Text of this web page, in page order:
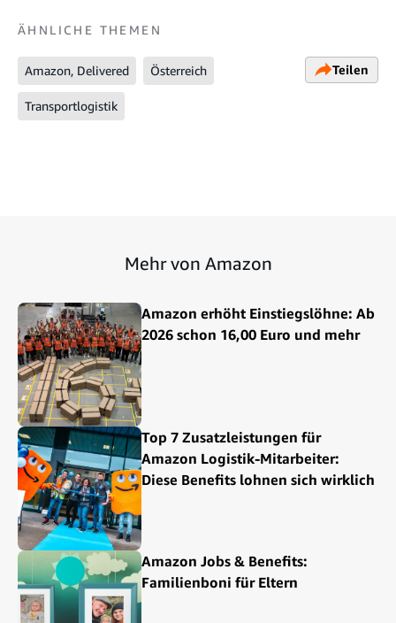
ÄHNLICHE THEMEN
Amazon, Delivered Österreich
Transportlogistik
Teilen
Mehr von Amazon
Amazon erhöht Einstiegslöhne: Ab
2026 schon 16,00 Euro und mehr
Top 7 Zusatzleistungen für
Amazon Logistik-Mitarbeiter:
Diese Benefits lohnen sich wirklich
Amazon Jobs & Benefits:
Familienboni für Eltern